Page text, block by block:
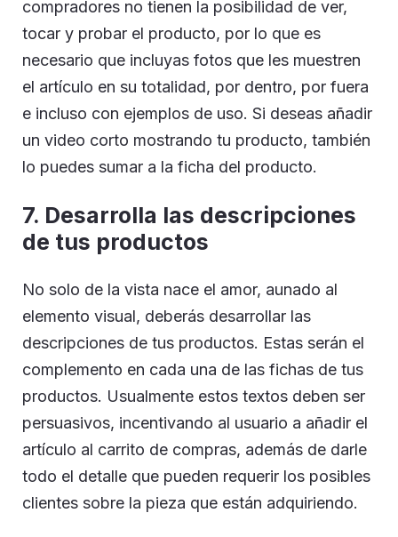
compradores no tienen la posibilidad de ver,
tocar y probar el producto, por lo que es
necesario que incluyas fotos que les muestren
el artículo en su totalidad, por dentro, por fuera
e incluso con ejemplos de uso. Si deseas añadir
un video corto mostrando tu producto, también
lo puedes sumar a la ficha del producto.
7. Desarrolla las descripciones
de tus productos
No solo de la vista nace el amor, aunado al
elemento visual, deberás desarrollar las
descripciones de tus productos. Estas serán el
complemento en cada una de las fichas de tus
productos. Usualmente estos textos deben ser
persuasivos, incentivando al usuario a añadir el
artículo al carrito de compras, además de darle
todo el detalle que pueden requerir los posibles
clientes sobre la pieza que están adquiriendo.